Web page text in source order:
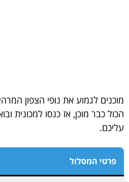
מוכנים לגמוע את נופי הצפון
הכול כבר מוכן, אז כנסו למכונית
עליכם.
פרטי המסלול